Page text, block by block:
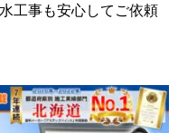
工事も安心してご依頼